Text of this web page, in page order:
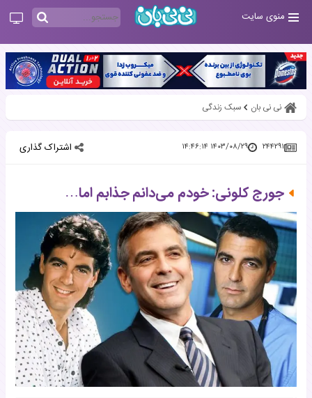
منوی سایت
نی نی بان سبک زندگی
۲۴۴۲۹۱ ۱۴۰۳/۰۸/۲۹ ۱۴:۴۶:۱۴ اشتراک گذاری
جورج کلونی: خودم می‌دانم جذابم اما…